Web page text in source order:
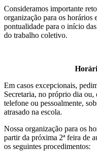
Consideramos importante
organização para os horários
pontualidade para o início
do trabalho coletivo.
Em casos excepcionais,
Secretaria, no próprio dia ou,
telefone ou pessoalmente,
atrasado na escola.
Nossa organização para os
partir da próxima 2ª feira de
os seguintes procedimentos: